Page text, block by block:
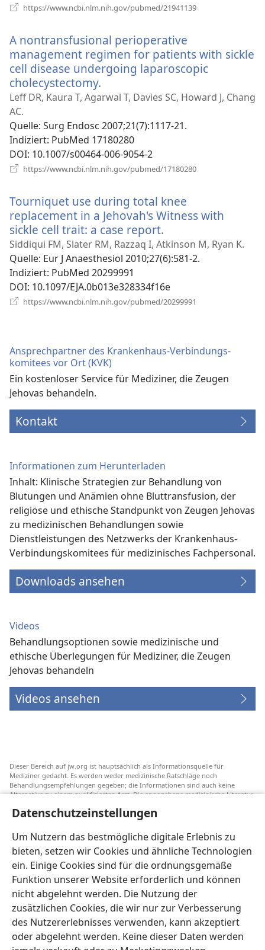
Datenschutzeinstellungen
Um Nutzern das bestmögliche digitale Erlebnis zu
bieten, setzen wir Cookies und ähnliche Technologien
ein. Einige Cookies sind für die ordnungsgemäße
Funktion unserer Website erforderlich und können
nicht abgelehnt werden. Die Nutzung der
zusätzlichen Cookies, die wir nur zur Verbesserung
des Nutzererlebnisses verwenden, kann akzeptiert
oder abgelehnt werden. Keine dieser Daten werden
https://www.ncbi.nlm.nih.gov/pubmed/21941139
A nontransfusional perioperative
management regimen for patients with sickle
cell disease undergoing laparoscopic
cholecystectomy.
neues
Leff DR, Kaura T, Agarwal T, Davies SC, Howard J, Chang
AC.
Quelle‎: Surg Endosc 2007;21(7):1117-21.
Indiziert‎: PubMed 17180280
DOI‎: 10.1007/s00464-006-9054-2
https://www.ncbi.nlm.nih.gov/pubmed/17180280
Tourniquet use during total knee
replacement in a Jehovah's Witness with
sickle cell trait: a case report.
neues
Fenster)
Siddiqui FM, Slater RM, Razzaq I, Atkinson M, Ryan K.
Quelle‎: Eur J Anaesthesiol 2010;27(6):581-2.
Indiziert‎: PubMed 20299991
DOI‎: 10.1097/EJA.0b013e328334f16e
https://www.ncbi.nlm.nih.gov/pubmed/20299991
Ansprechpartner des Krankenhaus-Verbindungs­
komitees vor Ort (KVK)
Ein kostenloser Service für Mediziner, die Zeugen
Jehovas behandeln.
Kontakt
Informationen zum Herunterladen
Inhalt: Klinische Strategien zur Behandlung von
Blutungen und Anämien ohne Bluttransfusion, der
religiöse und ethische Standpunkt von Zeugen Jehovas
zu medizinischen Behandlungen sowie
Dienstleistungen des Netzwerks der Krankenhaus-
Verbindungs­komitees für medizinisches Fachpersonal.
Downloads ansehen
Videos
Behandlungsoptionen sowie medizinische und
ethische Überlegungen für Mediziner, die Zeugen
Jehovas behandeln
Videos ansehen
Dieser Bereich auf jw.org ist hauptsächlich als Informationsquelle für
Mediziner gedacht. Es werden weder medizinische Ratschläge noch
Behandlungsempfehlungen gegeben; die Informationen sind auch keine
Alternative zu einem qualifizierten Arzt. Die angegebene medizinische Literatur
Transfusionsalternativen hin, die in Erwägung gezogen werden können. Jeder
Mediziner steht selbst in der Pflicht, seinen Informationsstand aktuell zu
halten, verschiedene Behandlungsmethoden abzuwägen und Patienten dabei
zu helfen, eine Behandlung entsprechend ihrer Gesundheit und gemäß ihren
Wünschen, Vorstellungen und Überzeugungen zu wählen. Nicht alle
aufgeführten Strategien sind für alle Patienten angemessen und akzeptabel.
An Patienten: Wenden Sie sich in Gesundheitsfragen immer an einen Arzt.
Die Nutzung dieser Website unterliegt denNutzungsbedingungen